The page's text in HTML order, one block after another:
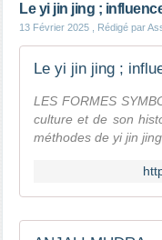
Le yi jin jing ;
13 Février 2025 , Rédigé par
Le yi jin jing ;
LES FORMES
culture et de son
méthodes de yi jin jing